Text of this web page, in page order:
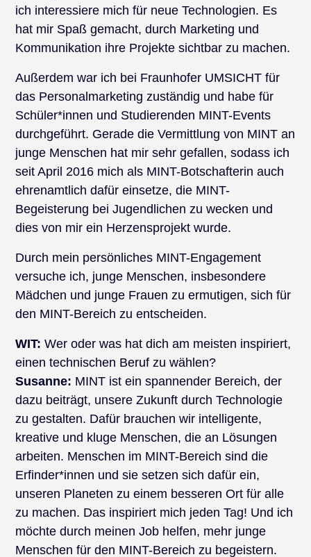
ich interessiere mich für neue Technologien. Es
hat mir Spaß gemacht, durch Marketing und
Kommunikation ihre Projekte sichtbar zu machen.
Außerdem war ich bei Fraunhofer UMSICHT für
das Personalmarketing zuständig und habe für
Schüler*innen und Studierenden MINT-Events
durchgeführt. Gerade die Vermittlung von MINT an
junge Menschen hat mir sehr gefallen, sodass ich
seit April 2016 mich als MINT-Botschafterin auch
ehrenamtlich dafür einsetze, die MINT-
Begeisterung bei Jugendlichen zu wecken und
dies von mir ein Herzensprojekt wurde.
Durch mein persönliches MINT-Engagement
versuche ich, junge Menschen, insbesondere
Mädchen und junge Frauen zu ermutigen, sich für
den MINT-Bereich zu entscheiden.
WIT: Wer oder was hat dich am meisten inspiriert,
einen technischen Beruf zu wählen?
Susanne: MINT ist ein spannender Bereich, der
dazu beiträgt, unsere Zukunft durch Technologie
zu gestalten. Dafür brauchen wir intelligente,
kreative und kluge Menschen, die an Lösungen
arbeiten. Menschen im MINT-Bereich sind die
Erfinder*innen und sie setzen sich dafür ein,
unseren Planeten zu einem besseren Ort für alle
zu machen. Das inspiriert mich jeden Tag! Und ich
möchte durch meinen Job helfen, mehr junge
Menschen für den MINT-Bereich zu begeistern.